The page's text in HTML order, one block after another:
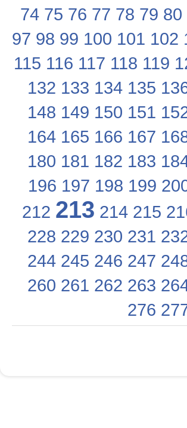
74 75 76 77 78 79 80
97 98 99 100 101 102
115 116 117 118 119
132 133 134 135
148 149 150 151
164 165 166 167
180 181 182 183
196 197 198 199
212 213 214 215
228 229 230 231
244 245 246 247
260 261 262 263
276